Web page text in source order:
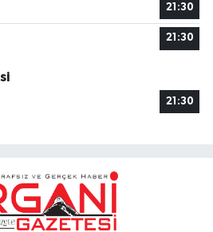
21:30
21:30
21:30